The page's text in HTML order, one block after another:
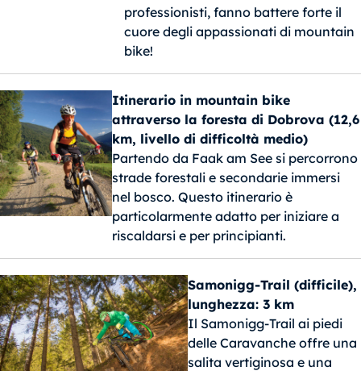
professionisti, fanno battere forte il
cuore degli appassionati di mountain
bike!
Itinerario in mountain bike
attraverso la foresta di Dobrova (12,6
km, livello di difficoltà medio)
Partendo da Faak am See si percorrono
strade forestali e secondarie immersi
nel bosco. Questo itinerario è
particolarmente adatto per iniziare a
riscaldarsi e per principianti.
Samonigg-Trail (difficile),
lunghezza: 3 km
Il Samonigg-Trail ai piedi
delle Caravanche offre una
salita vertiginosa e una